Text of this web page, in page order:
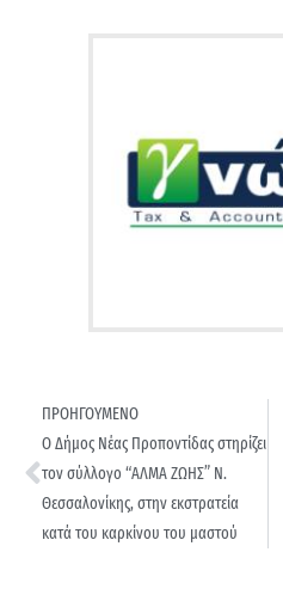
ΠΡΟΗΓΟΥΜΕΝΟ
Ο Δήμος Νέας Προποντίδας στηρίζει
τον σύλλογο “ΑΛΜΑ ΖΩΗΣ” Ν.
Θεσσαλονίκης, στην εκστρατεία
κατά του καρκίνου του μαστού